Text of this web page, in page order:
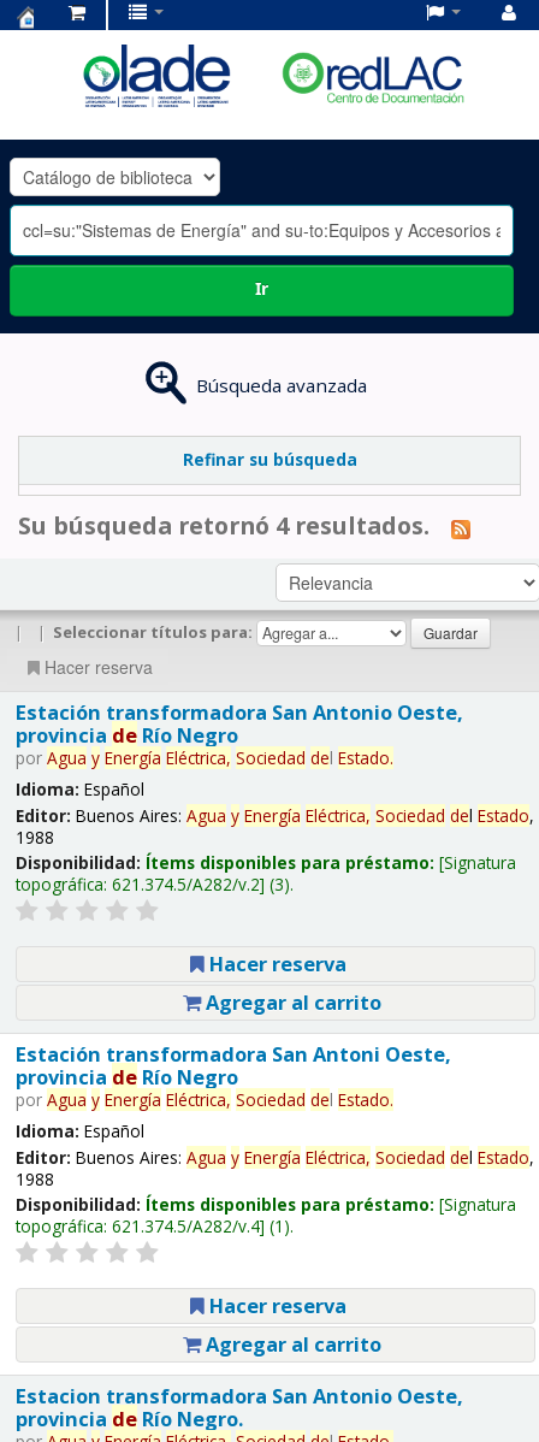
OLADE
-
Ir
Búsqueda avanzada
Refinar su búsqueda
Su búsqueda retornó 4 resultados.
| | Seleccionar títulos para:
Hacer reserva
Estación transformadora San Antonio Oeste,
provincia deRío Negro
por Agua y Energía Eléctrica, Sociedad del Estado.
Idioma: Español
Editor: Buenos Aires: Agua y Energía Eléctrica, Sociedad del Estado,
1988
Disponibilidad: Ítems disponibles para préstamo: Signatura
topográfica: 621.374.5/A282/v.2 (3).
Hacer reserva
Agregar al carrito
Estación transformadora San Antoni Oeste,
provincia deRío Negro
por Agua y Energía Eléctrica, Sociedad del Estado.
Idioma: Español
Editor: Buenos Aires: Agua y Energía Eléctrica, Sociedad del Estado,
1988
Disponibilidad: Ítems disponibles para préstamo: Signatura
topográfica: 621.374.5/A282/v.4 (1).
Hacer reserva
Agregar al carrito
Estacion transformadora San Antonio Oeste,
provincia deRío Negro.